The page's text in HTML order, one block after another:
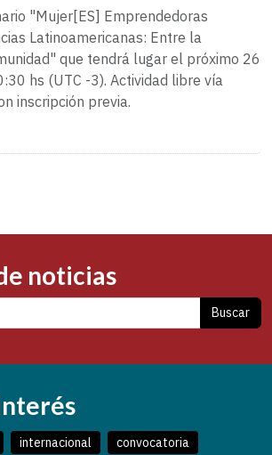
"Mujer[ES] Emprendedoras
Latinoamericanas: Entre la
que tendrá lugar el próximo 26
hs (UTC -3). Actividad libre vía
inscripción previa.
noticias
Buscar
internacional convocatoria